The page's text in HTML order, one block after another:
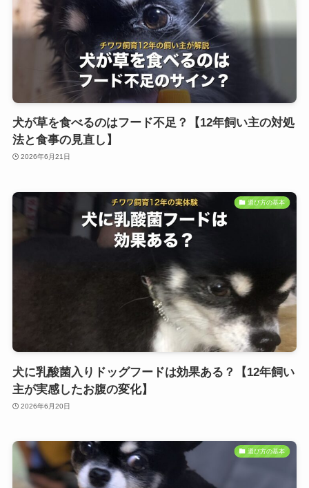
犬が草を食べるのはフード不足？【12年飼い主の対処
法と食事の見直し】
2026年6月21日
選び方の基本
犬に乳酸菌入りドッグフードは効果ある？【12年飼い
主が実感したお腹の変化】
2026年6月20日
選び方の基本